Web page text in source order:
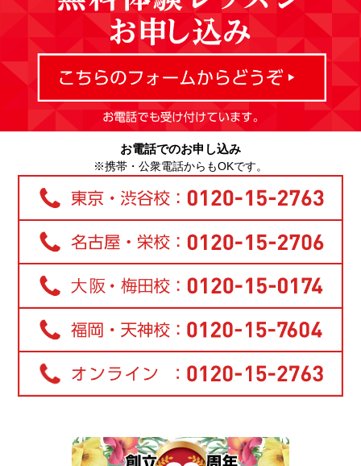
お電話でのお申し込み
※携帯・公衆電話からもOKです。